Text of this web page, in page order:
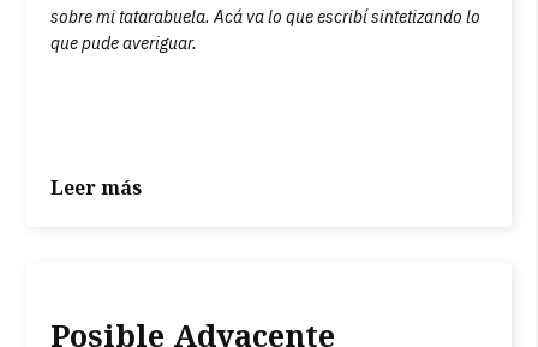
sobre mi tatarabuela. Acá va lo que escribí sintetizando lo
que pude averiguar.
Leer más
Posible Adyacente